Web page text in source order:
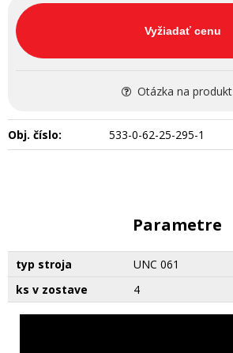
Vyžiadať cenu
Otázka na produkt
Obj. číslo: 533-0-62-25-295-1
Parametre
typ stroja
UNC 061
ks v zostave
4